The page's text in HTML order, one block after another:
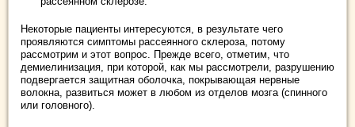
Некоторые пациенты интересуются, в результате чего
проявляются симптомы рассеянного склероза, потому
рассмотрим и этот вопрос. Прежде всего, отметим, что
демиелинизация, при которой, как мы рассмотрели, разрушению
подвергается защитная оболочка, покрывающая нервные
волокна, развиться может в любом из отделов мозга (спинного
или головного).